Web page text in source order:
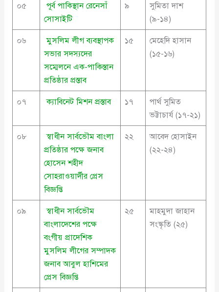
০৫
পূর্ব পাকিস্থান রেনেসাঁ
সোসাইটি
৯
সুমিতা দাশ
(৯-১৪)
০৬
মুসলিম লীগ ব্যবস্থাপক
সভার সদস্যদের
সম্মেলনে এক-পাকিস্তান
প্রতিষ্ঠার প্রস্তাব
১৫
মেহেদি হাসান
(১৫-১৬)
০৭ ক্যাবিনেট মিশন প্রস্তাব ১৭
পার্থ সুমিত
ভট্টাচার্য (১৭-২১)
০৮
স্বাধীন সার্বভৌম বাংলা
প্রতিষ্ঠার পক্ষে জনাব
হোসেন শহীদ
সোহরাওয়ার্দীর প্রেস
বিজ্ঞপ্তি
২২
আবেদ হোসাইন
(২২-২৪)
০৯
স্বাধীন সার্বভৌম
বাংলাদেশের পক্ষে
বংগীয় প্রাদেশিক
মুসলিম লীগের সম্পাদক
জনাব আবুল হাশিমের
প্রেস বিজ্ঞপ্তি
২৫
মাহমুদা জাহান
সংস্কৃতি (২৫)